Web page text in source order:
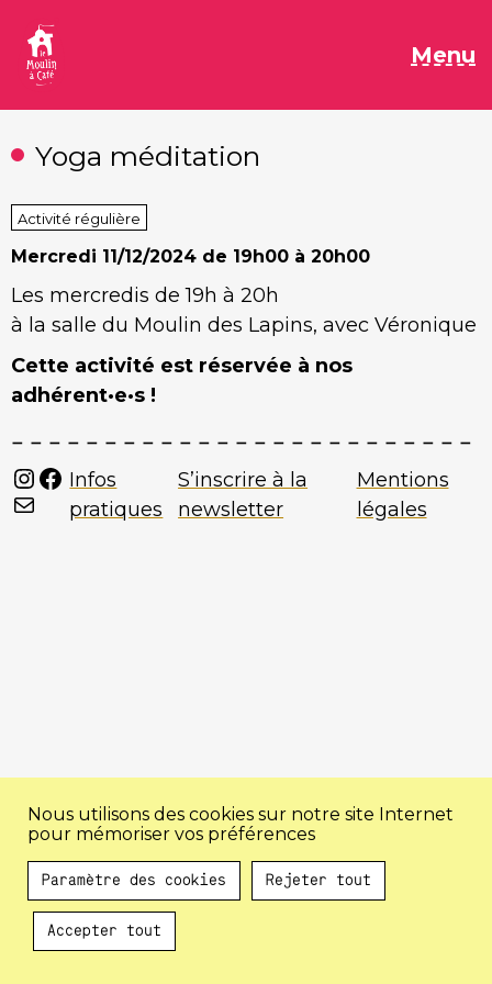
contenu
Menu
Yoga méditation
Activité régulière
Mercredi 11/12/2024 de 19h00 à 20h00
Les mercredis de 19h à 20h
à la salle du Moulin des Lapins, avec Véronique
Cette activité est réservée à nos
adhérent·e·s !
Instagram
Facebook
Mail
Infos
pratiques
S’inscrire à la
newsletter
Mentions
légales
Au programme !
Nous utilisons des cookies sur notre site Internet
pour mémoriser vos préférences
Paramètre des cookies Rejeter tout
Accepter tout